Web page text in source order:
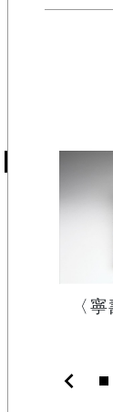
〈
chevron_left